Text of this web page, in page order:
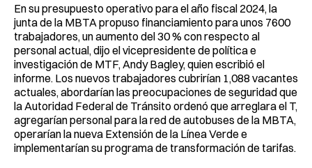
En su presupuesto operativo para el año fiscal 2024, la
junta de la MBTA propuso financiamiento para unos 7600
trabajadores, un aumento del 30 % con respecto al
personal actual, dijo el vicepresidente de política e
investigación de MTF, Andy Bagley, quien escribió el
informe. Los nuevos trabajadores cubrirían 1,088 vacantes
actuales, abordarían las preocupaciones de seguridad que
la Autoridad Federal de Tránsito ordenó que arreglara el T,
agregarían personal para la red de autobuses de la MBTA,
operarían la nueva Extensión de la Línea Verde e
implementarían su programa de transformación de tarifas.